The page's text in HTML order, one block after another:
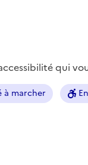
qui
à marcher